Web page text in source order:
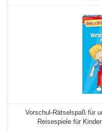
Vorschul-Rätselspaß für
Reisespiele für